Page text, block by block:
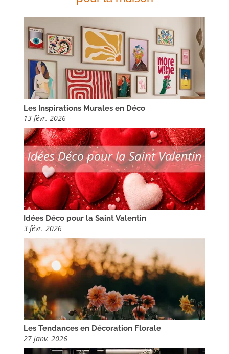
Les Inspirations Murales en Déco
13 févr. 2026
Idées Déco pour la Saint Valentin
3 févr. 2026
Les Tendances en Décoration Florale
27 janv. 2026